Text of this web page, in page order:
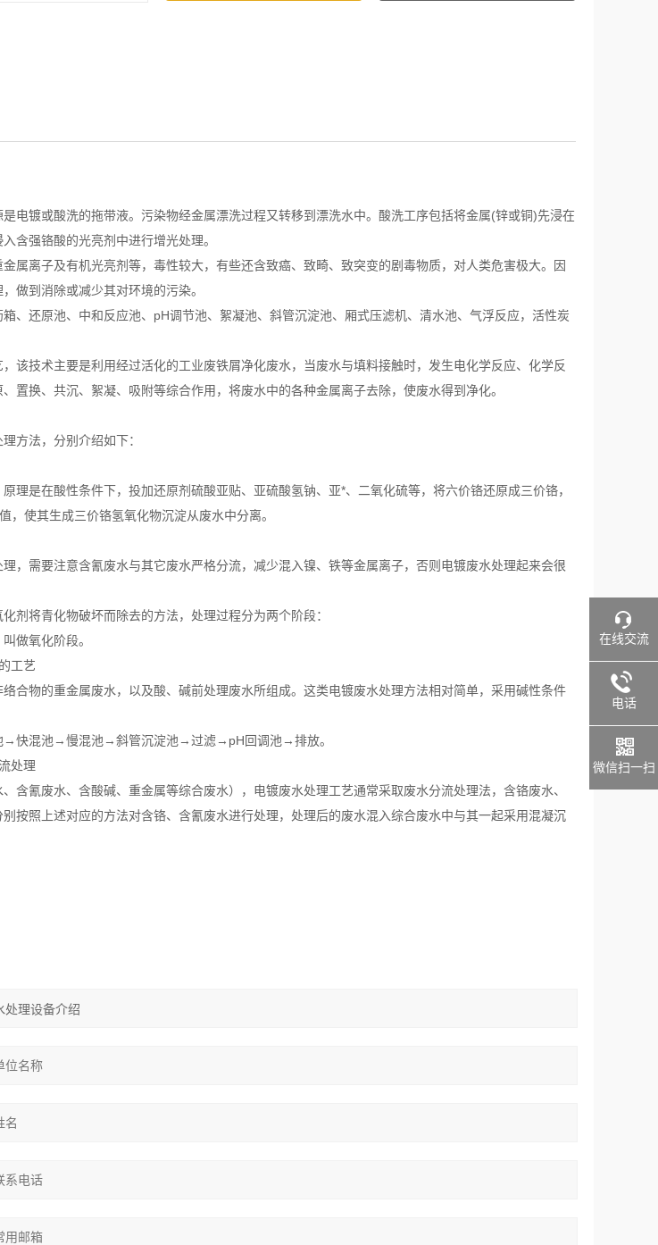
电镀或酸洗的拖带液。污染物经金属漂洗过程又转移到漂洗水中。酸洗工序包括将金属(锌或铜)先浸在
含强铬酸的光亮剂中进行增光处理。
属离子及有机光亮剂等，毒性较大，有些还含致癌、致畸、致突变的剧毒物质，对人类危害极大。因
做到消除或减少其对环境的污染。
、还原池、中和反应池、pH调节池、絮凝池、斜管沉淀池、厢式压滤机、清水池、气浮反应，活性炭
该技术主要是利用经过活化的工业废铁屑净化废水，当废水与填料接触时，发生电化学反应、化学反
置换、共沉、絮凝、吸附等综合作用，将废水中的各种金属离子去除，使废水得到净化。
方法，分别介绍如下：
理是在酸性条件下，投加还原剂硫酸亚贴、亚硫酸氢钠、亚*、二氧化硫等，将六价铬还原成三价铬，
，使其生成三价铬氢氧化物沉淀从废水中分离。
，需要注意含氰废水与其它废水严格分流，减少混入镍、铁等金属离子，否则电镀废水处理起来会很
剂将青化物破坏而除去的方法，处理过程分为两个阶段：
做氧化阶段。
工艺
合物的重金属废水，以及酸、碱前处理废水所组成。这类电镀废水处理方法相对简单，采用碱性条件
→快混池→慢混池→斜管沉淀池→过滤→pH回调池→排放。
处理
含氰废水、含酸碱、重金属等综合废水），电镀废水处理工艺通常采取废水分流处理法，含铬废水、
按照上述对应的方法对含铬、含氰废水进行处理，处理后的废水混入综合废水中与其一起采用混凝沉
在线交流
电话
微信扫一扫